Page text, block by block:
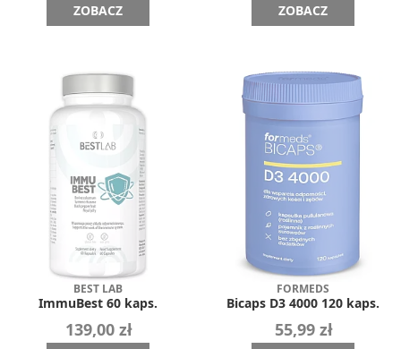
ZOBACZ ZOBACZ
BEST LAB
ImmuBest 60 kaps.
139,00 zł
FORMEDS
Bicaps D3 4000 120 kaps.
55,99 zł